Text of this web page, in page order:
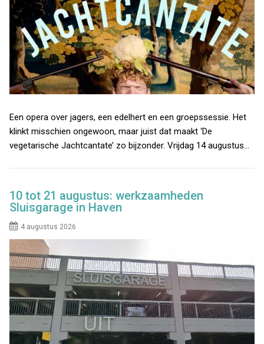
Een opera over jagers, een edelhert en een groepssessie. Het
klinkt misschien ongewoon, maar juist dat maakt ‘De
vegetarische Jachtcantate’ zo bijzonder. Vrijdag 14 augustus…
10 tot 21 augustus: werkzaamheden
Sluisgarage in Haven
4 augustus 2026